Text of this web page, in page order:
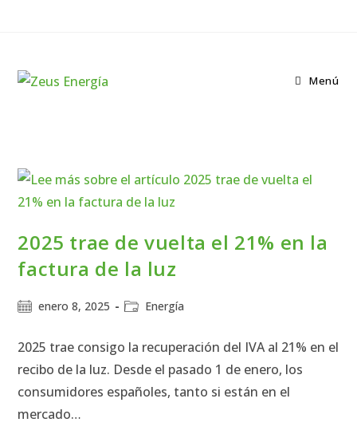
Menú
2025 trae de vuelta el 21% en la
factura de la luz
enero 8, 2025 Energía
2025 trae consigo la recuperación del IVA al 21% en el
recibo de la luz. Desde el pasado 1 de enero, los
consumidores españoles, tanto si están en el
mercado…